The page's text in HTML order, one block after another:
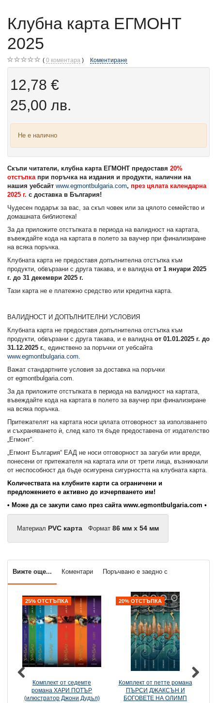
Клубна карта ЕГМОНТ
2025
0 коментара Коментиране
12,78 €
25,00 лв.
Не е налично
Скъпи читатели, клубна карта ЕГМОНТ предоставя 20%
отстъпкапри поръчка на издания и продукти, налични на
нашия уебсайт www.egmontbulgaria.com, през цялата календарна
2025 г. с доставка в България!
Чудесен подарък за вас, за скъп човек или за цялото семейство и
домашната библиотека!
За да приложите отстъпката в периода на валидност на картата,
въвеждайте кода на картата в полето за ваучер при финализиране
на всяка поръчка.
Клубната карта не предоставя допълнителна отстъпка към
продукти, обвързани с другa такава, и е валидна от 1 януари 2025
г. до 31 декември 2025 г.
Тази карта не е платежно средство или кредитна карта.
ВАЛИДНОСТ И ДОПЪЛНИТЕЛНИ УСЛОВИЯ
Клубната карта не предоставя допълнителна отстъпка към
продукти, обвързани с друга такава, и е валидна от 01.01.2025 г. до
31.12.2025 г., единствено за поръчки от уебсайта
www.egmontbulgaria.com.
Важат стандартните условия за доставка на поръчки
от egmontbulgaria.com.
За да приложите отстъпката в периода на валидност на картата,
въвеждайте кода на картата в полето за ваучер при финализиране
на всяка поръчка.
Притежателят на картата носи цялата отговорност за използването
и съхраняването ѝ, след като тя бъде предоставена от издателство
„Егмонт“.
„Егмонт България“ ЕАД не носи отговорност за загуби или вреди,
понесени от притежателя на картата или от трети лица, възникнали
от неспособност да бъде осигурена сигурността на клубната карта.
Kоличествата на клубните карти са ограничени и
предложението е активно до изчерпването им!
• Може да се закупи само през сайта www.egmontbulgaria.com •
Материал PVC карта Формат 86 мм x 54 мм
Вижте още... Коментари Поръчвано е заедно с
25% ОТСТЪПКА
Комплект от седемте
романа ХАРИ ПОТЪР
(илюстратор Джони Дудъл)
20% ОТСТЪПКА
Комплект от петте романа
ПЪРСИ ДЖАКСЪН И
БОГОВЕТЕ НА ОЛИМП